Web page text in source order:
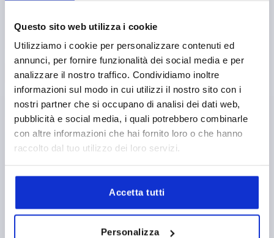
Questo sito web utilizza i cookie
Utilizziamo i cookie per personalizzare contenuti ed
annunci, per fornire funzionalità dei social media e per
analizzare il nostro traffico. Condividiamo inoltre
informazioni sul modo in cui utilizzi il nostro sito con i
nostri partner che si occupano di analisi dei dati web,
pubblicità e social media, i quali potrebbero combinarle
con altre informazioni che hai fornito loro o che hanno
raccolto dal tuo utilizzo dei loro servizi.
Accetta tutti
Personalizza
plus shipping costs
PRODUCT DETAILS
CAD
Discover our product range